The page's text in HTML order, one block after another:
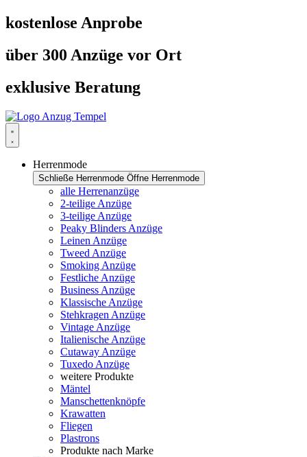
Zum
Inhalt
kostenlose Anprobe
über 300 Anzüge vor Ort
exklusive Beratung
Herrenmode
Schließe Herrenmode Öffne Herrenmode
alle Herrenanzüge
2-teilige Anzüge
3-teilige Anzüge
Peaky Blinders Anzüge
Leinen Anzüge
Tweed Anzüge
Smoking Anzüge
Festliche Anzüge
Business Anzüge
Klassische Anzüge
Stehkragen Anzüge
Vintage Anzüge
Italienische Anzüge
Cutaway Anzüge
Tuxedo Anzüge
weitere Produkte
Mäntel
Manschettenknöpfe
Krawatten
Fliegen
Plastrons
Produkte nach Marke